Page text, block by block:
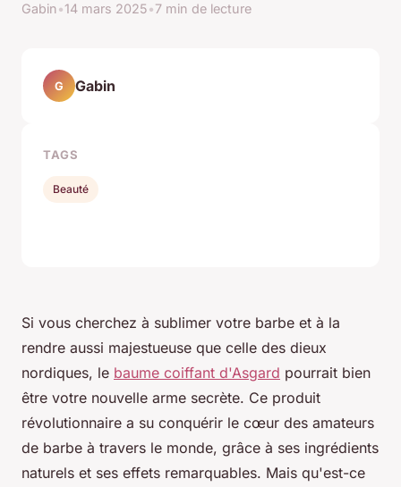
Gabin•14 mars 2025•7 min de lecture
Si vous cherchez à sublimer votre barbe et à la
rendre aussi majestueuse que celle des dieux
nordiques, le baume coiffant d'Asgard pourrait bien
être votre nouvelle arme secrète. Ce produit
révolutionnaire a su conquérir le cœur des amateurs
de barbe à travers le monde, grâce à ses ingrédients
naturels et ses effets remarquables. Mais qu'est-ce
G Gabin
TAGS
Beauté